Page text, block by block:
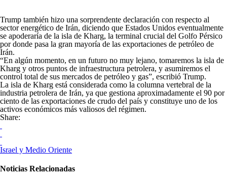
Trump también hizo una sorprendente declaración con respecto al
sector energético de Irán, diciendo que Estados Unidos eventualmente
se apoderaría de la isla de Kharg, la terminal crucial del Golfo Pérsico
por donde pasa la gran mayoría de las exportaciones de petróleo de
Irán.
“En algún momento, en un futuro no muy lejano, tomaremos la isla de
Kharg y otros puntos de infraestructura petrolera, y asumiremos el
control total de sus mercados de petróleo y gas”, escribió Trump.
La isla de Kharg está considerada como la columna vertebral de la
industria petrolera de Irán, ya que gestiona aproximadamente el 90 por
ciento de las exportaciones de crudo del país y constituye uno de los
activos económicos más valiosos del régimen.
Share:
Israel y Medio Oriente
Noticias Relacionadas